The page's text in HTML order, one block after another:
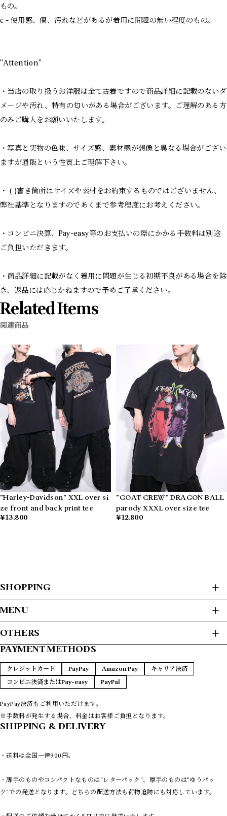
もの。
c - 使用感、傷、汚れなどがあるが着用に問題の無い程度のもの。
"Attention"
・当店の取り扱うお洋服は全て古着ですので商品詳細に記載のないダ
メージや汚れ、特有の匂いがある場合がございます。ご理解のある方
のみご購入をお願いいたします。
・写真と実物の色味、サイズ感、素材感が想像と異なる場合がござい
ますが通販という性質上ご理解下さい。
・ ( )書き箇所はサイズや素材をお約束するものではございません、
弊社基準となりますのであくまで参考程度にお考えください。
・コンビニ決算、Pay-easy等のお支払いの際にかかる手数料は別途
ご負担いただきます。
・商品詳細に記載がなく着用に問題が生じる初期不良がある場合を除
き、返品には応じかねますので予めご了承ください。
Related Items
関連商品
"Harley-Davidson" XXL over si
ze front and back print tee
¥13,800
"GOAT CREW" DRAGON BALL
parody XXXL over size tee
¥12,800
SHOPPING
ALL ITEMS
JACKET / BLOUSON
S/S SHIRTS
SWEAT / HOODIE
SWEATER
T-SHIRTS
VEST
COATS
LEATHER
NEW ARRIVAS
8/14 UPDATE
8/7 UPDATE
MENU
HOME
PAYMENT METHODS
FAQ
CONTACT
OTHERS
プライバシーポリシー
特定商取引法に基づく表記
PAYMENT METHODS
クレジットカード PayPay Amazon Pay
キャリア決済
コンビニ決済またはPay-easy
PayPal
PayPay決済もご利用いただけます。
※手数料が発生する場合、料金はお客様ご負担となります。
SHIPPING & DELIVERY
・送料は全国一律900円。
・薄手のものやコンパクトなものは"レターパック"、厚手のものは"ゆうパッ
ク"での発送となります。どちらの配送方法も荷物追跡にも対応しています。